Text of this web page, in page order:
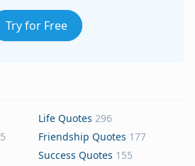
Try for Free
Life Quotes 296
Friendship Quotes 177
Success Quotes 155